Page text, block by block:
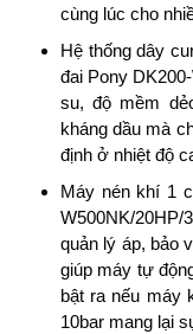
cùng lúc cho
Hệ thống dây
đai Pony
su, độ mềm
kháng dầu mà
định ở nhiệt độ
Máy nén khí 1
W500NK/20HP/
quản lý áp, bảo
giúp máy tự
bật ra nếu máy
10bar mang lại